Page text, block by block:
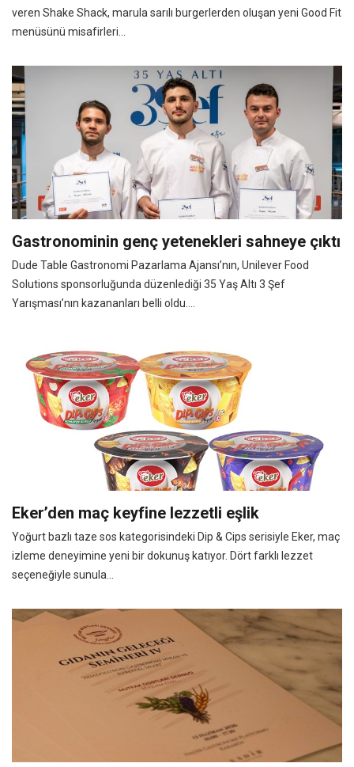
veren Shake Shack, marula sarılı burgerlerden oluşan yeni Good Fit
menüsünü misafirleri...
Gastronominin genç yetenekleri sahneye çıktı
Dude Table Gastronomi Pazarlama Ajansı’nın, Unilever Food
Solutions sponsorluğunda düzenlediği 35 Yaş Altı 3 Şef
Yarışması’nın kazananları belli oldu....
Eker’den maç keyfine lezzetli eşlik
Yoğurt bazlı taze sos kategorisindeki Dip & Cips serisiyle Eker, maç
izleme deneyimine yeni bir dokunuş katıyor. Dört farklı lezzet
seçeneğiyle sunula...